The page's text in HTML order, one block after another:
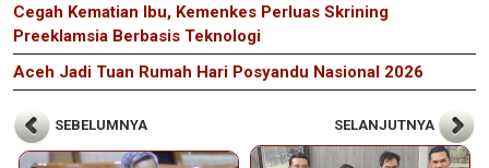
Cegah Kematian Ibu, Kemenkes Perluas Skrining
Preeklamsia Berbasis Teknologi
Aceh Jadi Tuan Rumah Hari Posyandu Nasional 2026
SEBELUMNYA SELANJUTNYA